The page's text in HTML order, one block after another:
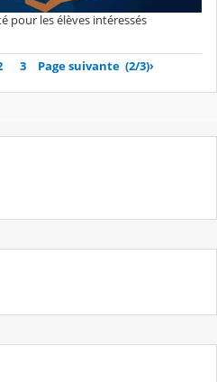
pour les élèves intéressés
3 Page suivante (2/3)›